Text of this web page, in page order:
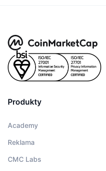
Produkty
Academy
Reklama
CMC Labs